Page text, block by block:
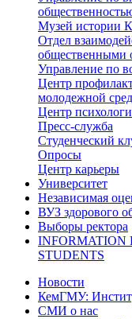
Музей истории
Отдел
общественными
Управление по
Центр
молодежной
Центр
Пресс-служба
Студенческий
Опросы
Центр карьеры
Университет
Независимая
ВУЗ здорового
Выборы ректора
INFORMATION
STUDENTS
Новости
КемГМУ:
СМИ о нас